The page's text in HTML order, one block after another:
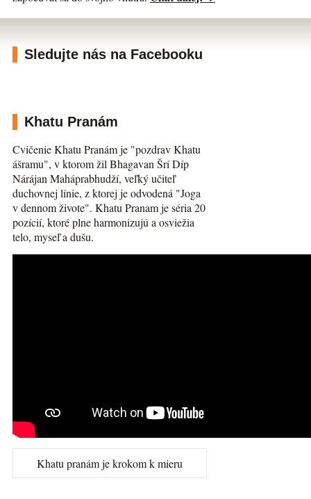
Sledujte nás na Facebooku
Khatu Pranám
Cvičenie Khatu Pranám je "pozdrav Khatu
ášramu", v ktorom žil Bhagavan Šrí Díp
Nárájan Maháprabhudží, veľký učiteľ
duchovnej línie, z ktorej je odvodená "Joga
v dennom živote". Khatu Pranam je séria 20
pozícií, ktoré plne harmonizujú a osviežia
telo, myseľ a dušu.
Khatu pranám je krokom k mieru